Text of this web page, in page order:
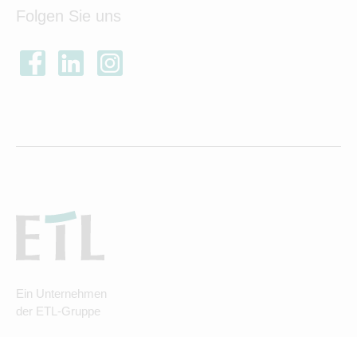
Folgen Sie uns
Ein Unternehmen
der ETL-Gruppe